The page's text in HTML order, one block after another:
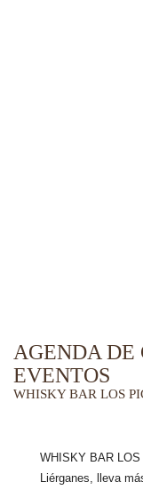
AGENDA DE
EVENTOS
WHISKY BAR LOS
WHISKY BAR
Liérganes, lleva